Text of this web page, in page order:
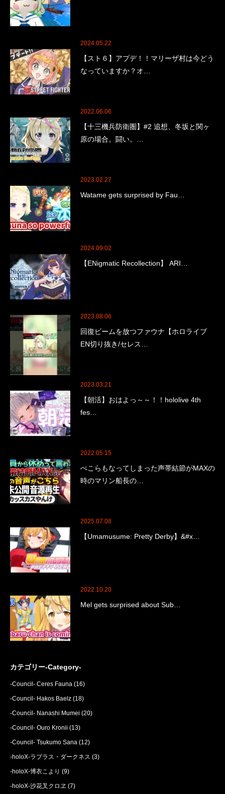
2024.05.22
【スト６】アプデ！！マリーザ村は今どう
なっていますか？オ…
2022.06.06
【十三機兵防衛圏】#2 追想、冬坂と関ヶ
原の場合。闘い。…
2023.02.27
Watame gets surprised by Fau…
2024.09.02
【ENigmatic Recollection】 ARI…
2023.08.06
回復ビームを放つファウナ【ホロライブ
EN切り抜き/セレス…
2023.03.21
【朝活】おはよっ～～！！hololive 4th
fes…
2022.05.15
ぺこらもなってしまった声帯結節がMAXの
時のマリン船長の…
2025.07.08
【Umamusume: Pretty Derby】&#x…
2022.10.20
Mel gets surprised about Sub…
カテゴリー-Category-
-Council- Ceres Fauna (16)
-Council- Hakos Baelz (18)
-Council- Nanashi Mumei (20)
-Council- Ouro Kronii (13)
-Council- Tsukumo Sana (12)
-holoX-ラプラス・ダークネス (3)
-holoX-博衣こより (9)
-holoX-沙花叉クロヱ (7)